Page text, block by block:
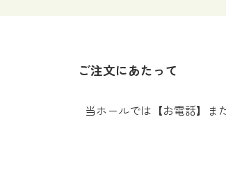
ご注文にあたって
当ホールでは【お電話】ま